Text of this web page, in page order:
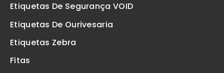
Etiquetas De Segurança VOID
Etiquetas De Ourivesaria
Etiquetas Zebra
Fitas